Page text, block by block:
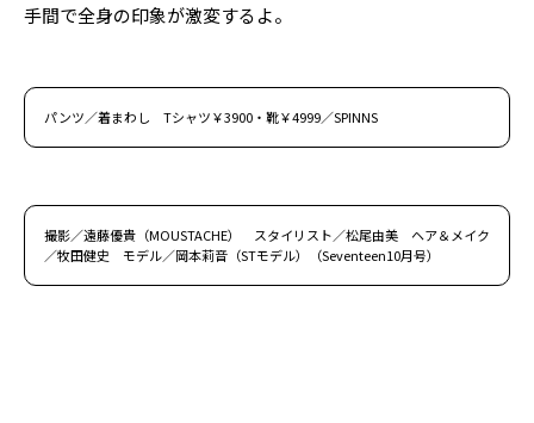
手間で全身の印象が激変するよ。
パンツ／着まわし Tシャツ￥3900・靴￥4999／SPINNS
撮影／遠藤優貴（MOUSTACHE） スタイリスト／松尾由美 ヘア＆メイク
／牧田健史 モデル／岡本莉音（STモデル）（Seventeen10月号）